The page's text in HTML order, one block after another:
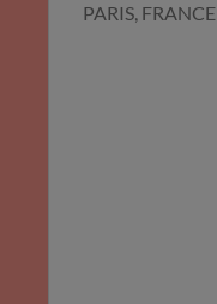
PARIS, FRANCE